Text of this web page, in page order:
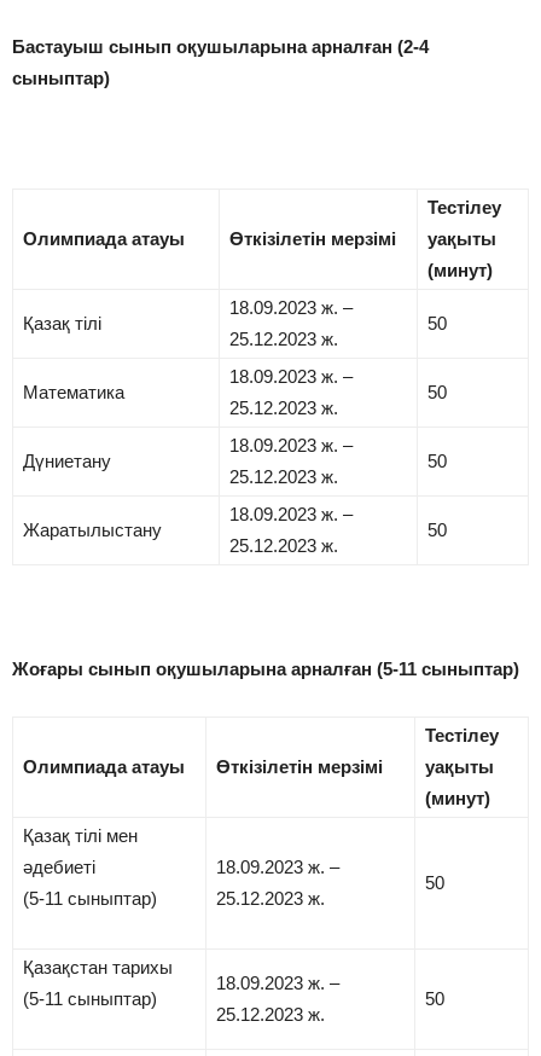
Бастауыш сынып оқушыларына арналған (2-4
сыныптар)
Олимпиада атауы Өткізілетін мерзімі
Тестілеу
уақыты
(минут)
Қазақ тілі
18.09.2023 ж. –
25.12.2023 ж.
50
Математика
18.09.2023 ж. –
25.12.2023 ж.
50
Дүниетану
18.09.2023 ж. –
25.12.2023 ж.
50
Жаратылыстану
18.09.2023 ж. –
25.12.2023 ж.
50
Жоғары сынып оқушыларына арналған (5-11 сыныптар)
Олимпиада атауы Өткізілетін мерзімі
Тестілеу
уақыты
(минут)
Қазақ тілі мен
әдебиеті
(5-11 сыныптар)
18.09.2023 ж. –
25.12.2023 ж.
50
Қазақстан тарихы
(5-11 сыныптар)
18.09.2023 ж. –
25.12.2023 ж.
50